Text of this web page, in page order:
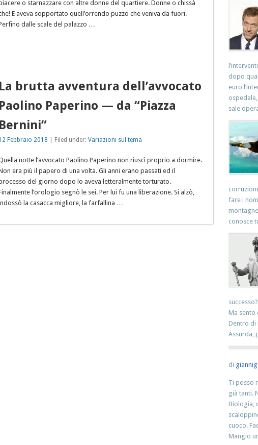
o starnazzare con altre donne del quartiere. Donne o chissà
E aveva sopportato quell’orrendo puzzo che veniva da fuori.
dalle scale del palazzo …
La brutta avventura dell’avvocato
Paolino Paperino — da “Piazza
Bernini”
Febbraio 2018 | Filed under: Variazioni sul tema
notte l’avvocato Paolino Paperino non riuscì proprio a dormire.
era più il papero di una volta. Gli anni erano passati ed il
del giorno dopo lo aveva letteralmente torturato.
l’orologio segnò le sei. Per lui fu una liberazione. Si alzò,
la casacca migliore, la farfallina …
dopo
euro
sale
fare i
conosce
Ma sento
Dentro di
Assurda,
di
Ti posso
già tanti.
Biologia,
cuoco.
Mangio